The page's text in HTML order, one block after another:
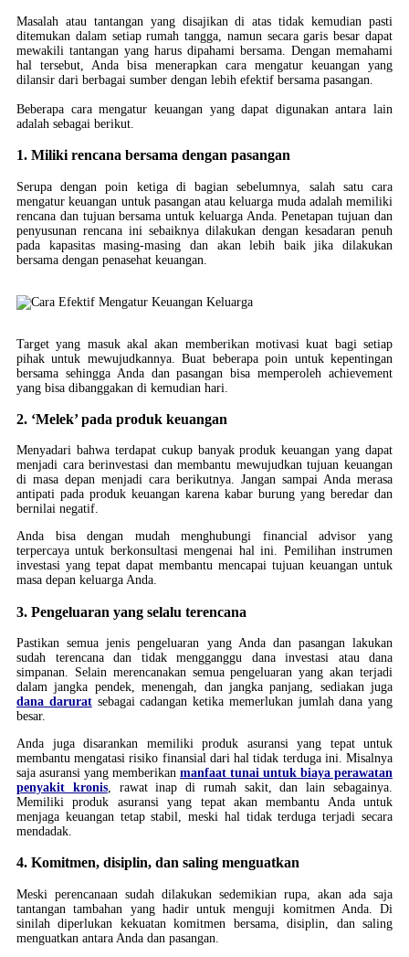
Masalah atau tantangan yang disajikan di atas tidak kemudian pasti
ditemukan dalam setiap rumah tangga, namun secara garis besar dapat
mewakili tantangan yang harus dipahami bersama. Dengan memahami
hal tersebut, Anda bisa menerapkan cara mengatur keuangan yang
dilansir dari berbagai sumber dengan lebih efektif bersama pasangan.
Beberapa cara mengatur keuangan yang dapat digunakan antara lain
adalah sebagai berikut.
1. Miliki rencana bersama dengan pasangan
Serupa dengan poin ketiga di bagian sebelumnya, salah satu cara
mengatur keuangan untuk pasangan atau keluarga muda adalah memiliki
rencana dan tujuan bersama untuk keluarga Anda. Penetapan tujuan dan
penyusunan rencana ini sebaiknya dilakukan dengan kesadaran penuh
pada kapasitas masing-masing dan akan lebih baik jika dilakukan
bersama dengan penasehat keuangan.
Target yang masuk akal akan memberikan motivasi kuat bagi setiap
pihak untuk mewujudkannya. Buat beberapa poin untuk kepentingan
bersama sehingga Anda dan pasangan bisa memperoleh achievement
yang bisa dibanggakan di kemudian hari.
2. ‘Melek’ pada produk keuangan
Menyadari bahwa terdapat cukup banyak produk keuangan yang dapat
menjadi cara berinvestasi dan membantu mewujudkan tujuan keuangan
di masa depan menjadi cara berikutnya. Jangan sampai Anda merasa
antipati pada produk keuangan karena kabar burung yang beredar dan
bernilai negatif.
Anda bisa dengan mudah menghubungi financial advisor yang
terpercaya untuk berkonsultasi mengenai hal ini. Pemilihan instrumen
investasi yang tepat dapat membantu mencapai tujuan keuangan untuk
masa depan keluarga Anda.
3. Pengeluaran yang selalu terencana
Pastikan semua jenis pengeluaran yang Anda dan pasangan lakukan
sudah terencana dan tidak mengganggu dana investasi atau dana
simpanan. Selain merencanakan semua pengeluaran yang akan terjadi
dalam jangka pendek, menengah, dan jangka panjang, sediakan juga
dana daruratsebagai cadangan ketika memerlukan jumlah dana yang
besar.
Anda juga disarankan memiliki produk asuransi yang tepat untuk
membantu mengatasi risiko finansial dari hal tidak terduga ini. Misalnya
saja asuransi yang memberikan manfaat tunai untuk biaya perawatan
penyakit kronis, rawat inap di rumah sakit, dan lain sebagainya.
Memiliki produk asuransi yang tepat akan membantu Anda untuk
menjaga keuangan tetap stabil, meski hal tidak terduga terjadi secara
mendadak.
4. Komitmen, disiplin, dan saling menguatkan
Meski perencanaan sudah dilakukan sedemikian rupa, akan ada saja
tantangan tambahan yang hadir untuk menguji komitmen Anda. Di
sinilah diperlukan kekuatan komitmen bersama, disiplin, dan saling
menguatkan antara Anda dan pasangan.